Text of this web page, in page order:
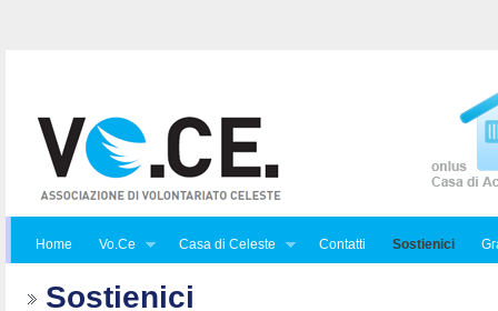
Home Vo.Ce Casa di Celeste Contatti Sostienici
Sostienici